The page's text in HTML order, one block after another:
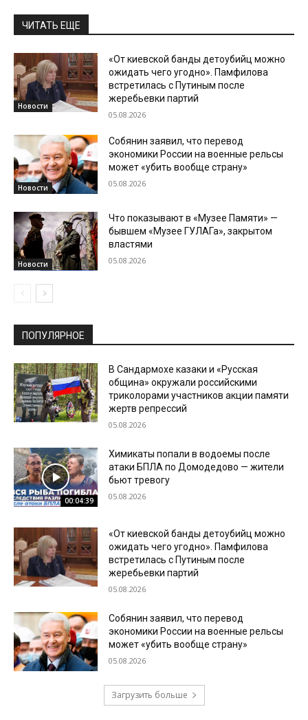
ЧИТАТЬ ЕЩЕ
Новости
«От киевской банды детоубийц можно
ожидать чего угодно». Памфилова
встретилась с Путиным после
жеребьевки партий
05.08.2026
Новости
Собянин заявил, что перевод
экономики России на военные рельсы
может «убить вообще страну»
05.08.2026
Новости
Что показывают в «Музее Памяти» —
бывшем «Музее ГУЛАГа», закрытом
властями
05.08.2026
ПОПУЛЯРНОЕ
В Сандармохе казаки и «Русская
община» окружали российскими
триколорами участников акции памяти
жертв репрессий
05.08.2026
00:04:39
Химикаты попали в водоемы после
атаки БПЛА по Домодедово — жители
бьют тревогу
05.08.2026
«От киевской банды детоубийц можно
ожидать чего угодно». Памфилова
встретилась с Путиным после
жеребьевки партий
05.08.2026
Собянин заявил, что перевод
экономики России на военные рельсы
может «убить вообще страну»
05.08.2026
Загрузить больше